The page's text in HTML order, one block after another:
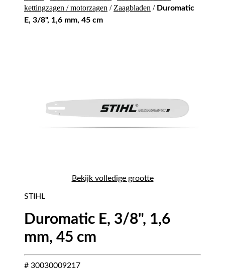
kettingzagen / motorzagen / Zaagbladen / Duromatic
E, 3/8", 1,6 mm, 45 cm
Bekijk volledige grootte
STIHL
Duromatic E, 3/8", 1,6
mm, 45 cm
# 30030009217